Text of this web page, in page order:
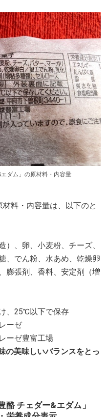
ダム」の原材料・内容量
材料・内容量は、以下のと
）、卵、小麦粉、チーズ、
、でん粉、水あめ、乾燥卵
膨張剤、香料、安定剤（増
、25℃以下で保存
ーゼ
ーゼ豊富工場
の美味しいバランスをとっ
酪 チェダー&エダム」